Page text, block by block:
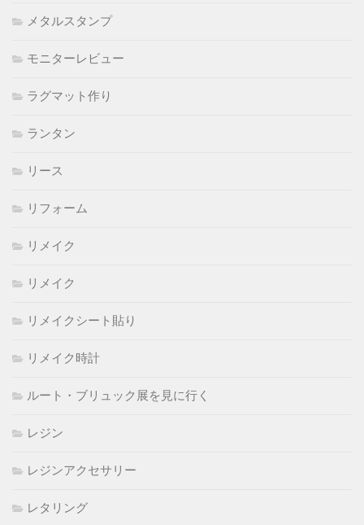
メタルスタンプ
モニターレビュー
ラグマット作り
ランタン
リース
リフォーム
リメイク
リメイク
リメイクシート貼り
リメイク時計
ルート・ブリュック展を見に行く
レジン
レジンアクセサリー
レタリング